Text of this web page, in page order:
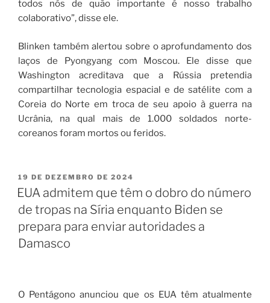
todos nós de quão importante é nosso trabalho
colaborativo”, disse ele.
Blinken também alertou sobre o aprofundamento dos
laços de Pyongyang com Moscou. Ele disse que
Washington acreditava que a Rússia pretendia
compartilhar tecnologia espacial e de satélite com a
Coreia do Norte em troca de seu apoio à guerra na
Ucrânia, na qual mais de 1.000 soldados norte-
coreanos foram mortos ou feridos.
19 DE DEZEMBRO DE 2024
EUA admitem que têm o dobro do número
de tropas na Síria enquanto Biden se
prepara para enviar autoridades a
Damasco
O Pentágono anunciou que os EUA têm atualmente